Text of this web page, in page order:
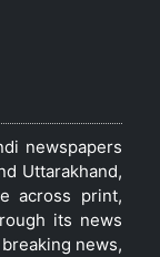
newspapers
Uttarakhand,
across print,
its news
news,